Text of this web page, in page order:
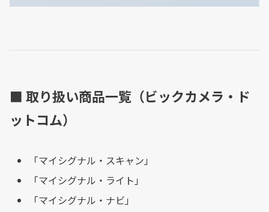
■ 取り扱い商品一覧（ビックカメラ・ド
ットコム）
「マイシグナル・スキャン」
「マイシグナル・ライト」
「マイシグナル・ナビ」